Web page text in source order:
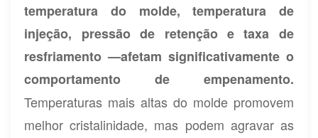
temperatura do molde, temperatura de
injeção, pressão de retenção e taxa de
resfriamento —afetam significativamente o
comportamento de empenamento.
Temperaturas mais altas do molde promovem
melhor cristalinidade, mas podem agravar as